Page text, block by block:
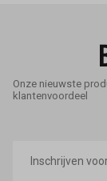
Onze nieuwste
klantenvoordeel
mailadres